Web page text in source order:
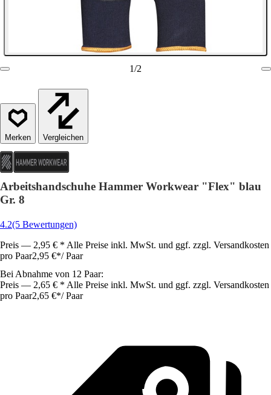
1/2
Vergleichen
Arbeitshandschuhe Hammer Workwear "Flex" blau
Gr. 8
4.2(5 Bewertungen)
Preis — 2,95 € * Alle Preise inkl. MwSt. und ggf. zzgl. Versandkosten
pro Paar2,95 €*/ Paar
Bei Abnahme von 12 Paar:
Preis — 2,65 € * Alle Preise inkl. MwSt. und ggf. zzgl. Versandkosten
pro Paar2,65 €*/ Paar